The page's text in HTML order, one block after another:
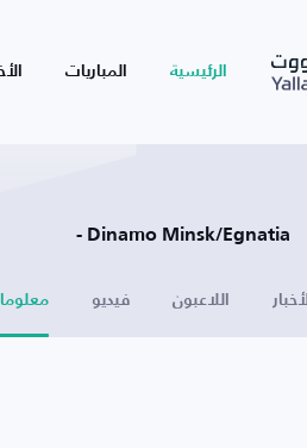
الرئيسية المباريات
Dinamo Minsk/Egnatia -
الأخبار اللاعبون فيديو